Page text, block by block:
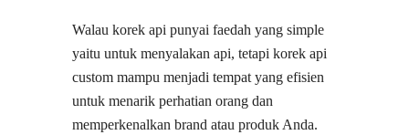
Walau korek api punyai faedah yang simple
yaitu untuk menyalakan api, tetapi korek api
custom mampu menjadi tempat yang efisien
untuk menarik perhatian orang dan
memperkenalkan brand atau produk Anda.